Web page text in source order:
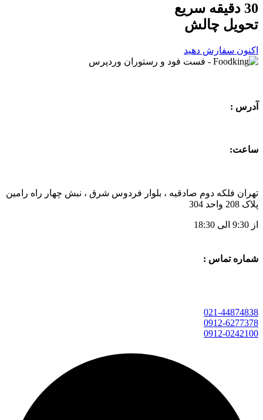
30 دقیقه سریع
تحویل چالش
اکنون سفارش دهید
آدرس :
ساعت:
تهران فلکه دوم صادقیه ، بلوار فردوس شرق ، نبش چهار راه رامین
پلاک 208 واحد 304
از 9:30 الی 18:30
شماره تماس :
021-44874838
0912-6277378
0912-0242100